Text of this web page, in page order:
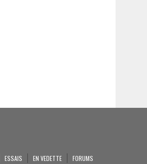
ESSAIS EN VEDETTE
FORUMS